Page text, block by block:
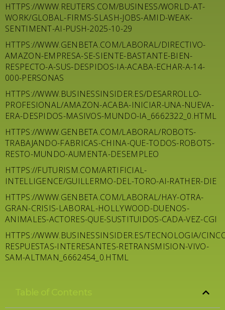
HTTPS://WWW.REUTERS.COM/BUSINESS/WORLD-AT-
WORK/GLOBAL-FIRMS-SLASH-JOBS-AMID-WEAK-
SENTIMENT-AI-PUSH-2025-10-29
HTTPS://WWW.GENBETA.COM/LABORAL/DIRECTIVO-
AMAZON-EMPRESA-SE-SIENTE-BASTANTE-BIEN-
RESPECTO-A-SUS-DESPIDOS-IA-ACABA-ECHAR-A-14-
000-PERSONAS
HTTPS://WWW.BUSINESSINSIDER.ES/DESARROLLO-
PROFESIONAL/AMAZON-ACABA-INICIAR-UNA-NUEVA-
ERA-DESPIDOS-MASIVOS-MUNDO-IA_6662322_0.HTML
HTTPS://WWW.GENBETA.COM/LABORAL/ROBOTS-
TRABAJANDO-FABRICAS-CHINA-QUE-TODOS-ROBOTS-
RESTO-MUNDO-AUMENTA-DESEMPLEO
HTTPS://FUTURISM.COM/ARTIFICIAL-
INTELLIGENCE/GUILLERMO-DEL-TORO-AI-RATHER-DIE
HTTPS://WWW.GENBETA.COM/LABORAL/HAY-OTRA-
GRAN-CRISIS-LABORAL-HOLLYWOOD-DUENOS-
ANIMALES-ACTORES-QUE-SUSTITUIDOS-CADA-VEZ-CGI
HTTPS://WWW.BUSINESSINSIDER.ES/TECNOLOGIA/
RESPUESTAS-INTERESANTES-RETRANSMISION-VIVO-
SAM-ALTMAN_6662454_0.HTML
Table of Contents